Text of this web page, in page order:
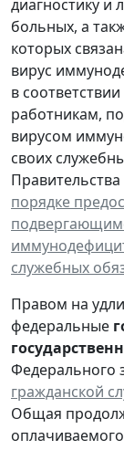
диагностику
больных, а
которых
вирус
в
работникам,
вирусом
своих
порядке
служебных
Правом на
федеральные
Федерального
гражданской
Общая